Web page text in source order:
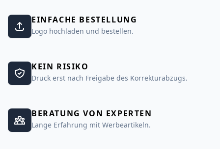
EINFACHE BESTELLUNG
Logo hochladen und bestellen.
KEIN RISIKO
Druck erst nach Freigabe des Korrekturabzugs.
BERATUNG VON EXPERTEN
Lange Erfahrung mit Werbeartikeln.